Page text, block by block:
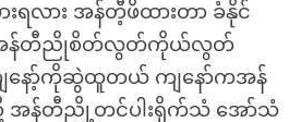
းရလား အန်တီ့ဖိထားတာ ခံနိုင်
အန်တီညိုစိတ်လွတ်ကိုယ်လွတ်
နော့်ကိုဆွဲထူတယ် ကျနော်ကအန်
အန်တီညို့တင်ပါးရိုက်သံ အော်သံ